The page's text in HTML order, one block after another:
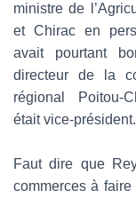
ministre de
et Chirac en
avait pourtant
directeur de la
régional Poitou-
était vice-président.
Faut dire que
commerces à